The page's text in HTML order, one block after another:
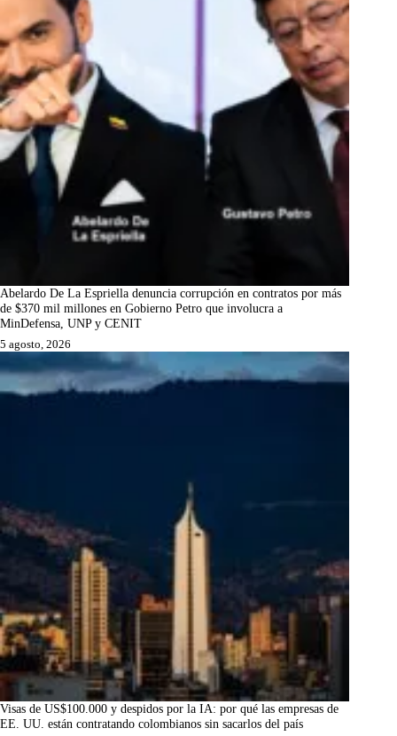
Abelardo De La Espriella denuncia corrupción en contratos por más
de $370 mil millones en Gobierno Petro que involucra a
MinDefensa, UNP y CENIT
5 agosto, 2026
Visas de US$100.000 y despidos por la IA: por qué las empresas de
EE. UU. están contratando colombianos sin sacarlos del país